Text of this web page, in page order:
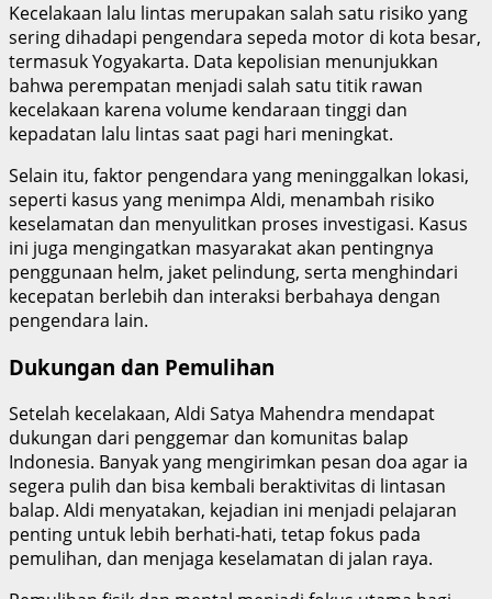
Kecelakaan lalu lintas merupakan salah satu risiko yang
sering dihadapi pengendara sepeda motor di kota besar,
termasuk Yogyakarta. Data kepolisian menunjukkan
bahwa perempatan menjadi salah satu titik rawan
kecelakaan karena volume kendaraan tinggi dan
kepadatan lalu lintas saat pagi hari meningkat.
Selain itu, faktor pengendara yang meninggalkan lokasi,
seperti kasus yang menimpa Aldi, menambah risiko
keselamatan dan menyulitkan proses investigasi. Kasus
ini juga mengingatkan masyarakat akan pentingnya
penggunaan helm, jaket pelindung, serta menghindari
kecepatan berlebih dan interaksi berbahaya dengan
pengendara lain.
Dukungan dan Pemulihan
Setelah kecelakaan, Aldi Satya Mahendra mendapat
dukungan dari penggemar dan komunitas balap
Indonesia. Banyak yang mengirimkan pesan doa agar ia
segera pulih dan bisa kembali beraktivitas di lintasan
balap. Aldi menyatakan, kejadian ini menjadi pelajaran
penting untuk lebih berhati-hati, tetap fokus pada
pemulihan, dan menjaga keselamatan di jalan raya.